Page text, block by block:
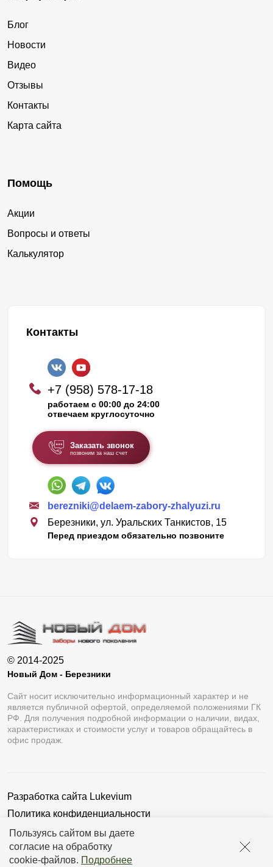
Пользуясь сайтом вы даете
согласие на обработку
cookie-файлов. Подробнее
Блог
Новости
Видео
Отзывы
Контакты
Карта сайта
Помощь
Акции
Вопросы и ответы
Калькулятор
Контакты
+7 (958) 578-17-18
работаем с 00:00 до 24:00
отвечаем круглосуточно
Заказать звонок
позвоним за наш счет
berezniki@delaem-zabory-zhalyuzi.ru
Березники, ул. Уральских Танкистов, 15
Перед приездом обязательно позвоните
© 2014-2025
Новый Дом - Березники
Сайт носит исключительно информационный характер и не
является публичной офертой, определяемой положениями ГК
РФ. Для получения подробной информации о наличии, видах,
характеристиках и стоимости услуг и товаров обращайтесь в
офис продаж.
Разработка сайта Lukevium
Политика конфиденциальности
Пользовательское соглашение